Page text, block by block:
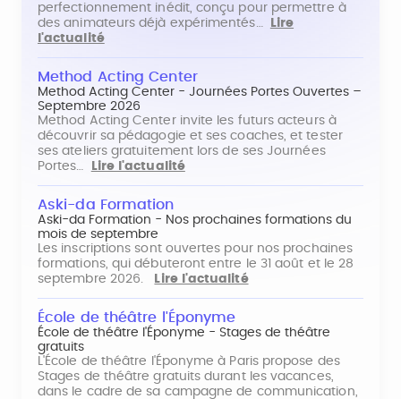
perfectionnement inédit, conçu pour permettre à
des animateurs déjà expérimentés…
Lire
l'actualité
Method Acting Center
Method Acting Center - Journées Portes Ouvertes –
Septembre 2026
Method Acting Center invite les futurs acteurs à
découvrir sa pédagogie et ses coaches, et tester
ses ateliers gratuitement lors de ses Journées
Portes…
Lire l'actualité
Aski-da Formation
Aski-da Formation - Nos prochaines formations du
mois de septembre
Les inscriptions sont ouvertes pour nos prochaines
formations, qui débuteront entre le 31 août et le 28
septembre 2026.
Lire l'actualité
École de théâtre l'Éponyme
École de théâtre l'Éponyme - Stages de théâtre
gratuits
L'École de théâtre l'Éponyme à Paris propose des
Stages de théâtre gratuits durant les vacances,
dans le cadre de sa campagne de communication,